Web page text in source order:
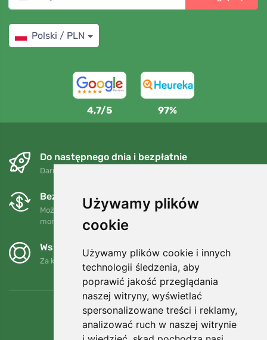
Używamy plików
cookie
Używamy plików cookie i innych
technologii śledzenia, aby
poprawić jakość przeglądania
naszej witryny, wyświetlać
spersonalizowane treści i reklamy,
analizować ruch w naszej witrynie
Polski / PLN
4,7/5 97%
Do następnego dnia i bezpłatnie
Darmowa wysyłka dla zamówień powyżej 250 PLN
Bezpłatne wymiany i zwroty
Możesz zwrócić lub wymienić swoje zamówienie w dowolnym
momencie w ciągu 90 dni.
Wspieramy Trees.org
Za każde zamówienie sadzimy drzewo! Czytaj więcej